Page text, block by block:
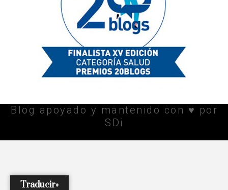
Blog apoyado y mantenido con ♥ por
SDi
Traducir»